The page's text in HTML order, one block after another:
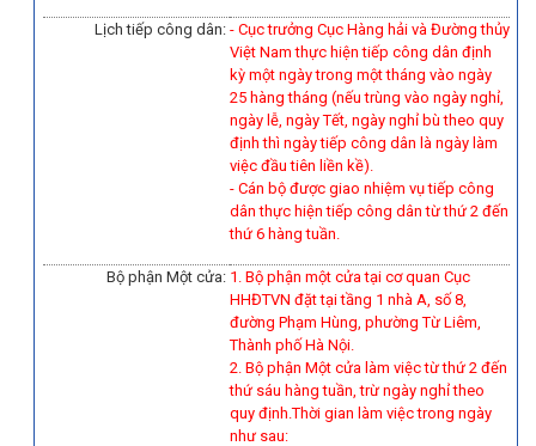
Lịch tiếp công dân: - Cục trưởng Cục Hàng hải và Đường thủy
Việt Nam thực hiện tiếp công dân định
kỳ một ngày trong một tháng vào ngày
25 hàng tháng (nếu trùng vào ngày nghỉ,
ngày lễ, ngày Tết, ngày nghỉ bù theo quy
định thì ngày tiếp công dân là ngày làm
việc đầu tiên liền kề).
- Cán bộ được giao nhiệm vụ tiếp công
dân thực hiện tiếp công dân từ thứ 2 đến
thứ 6 hàng tuần.
Bộ phận Một cửa: 1. Bộ phận một cửa tại cơ quan Cục
HHĐTVN đặt tại tầng 1 nhà A, số 8,
đường Phạm Hùng, phường Từ Liêm,
Thành phố Hà Nội.
2. Bộ phận Một cửa làm việc từ thứ 2 đến
thứ sáu hàng tuần, trừ ngày nghỉ theo
quy định.Thời gian làm việc trong ngày
như sau: